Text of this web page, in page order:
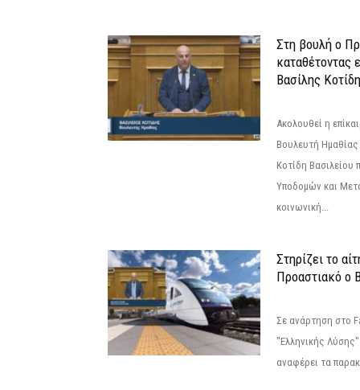
Στη βουλή ο
καταθέτοντας
Βασίλης
Ακολουθεί η
Βουλευτή
Κοτίδη Βασιλείου
Υποδομών και
κοινωνική...
Στηρίζει το
Προαστιακό ο
Σε ανάρτηση στο
"Ελληνικής
αναφέρει τα